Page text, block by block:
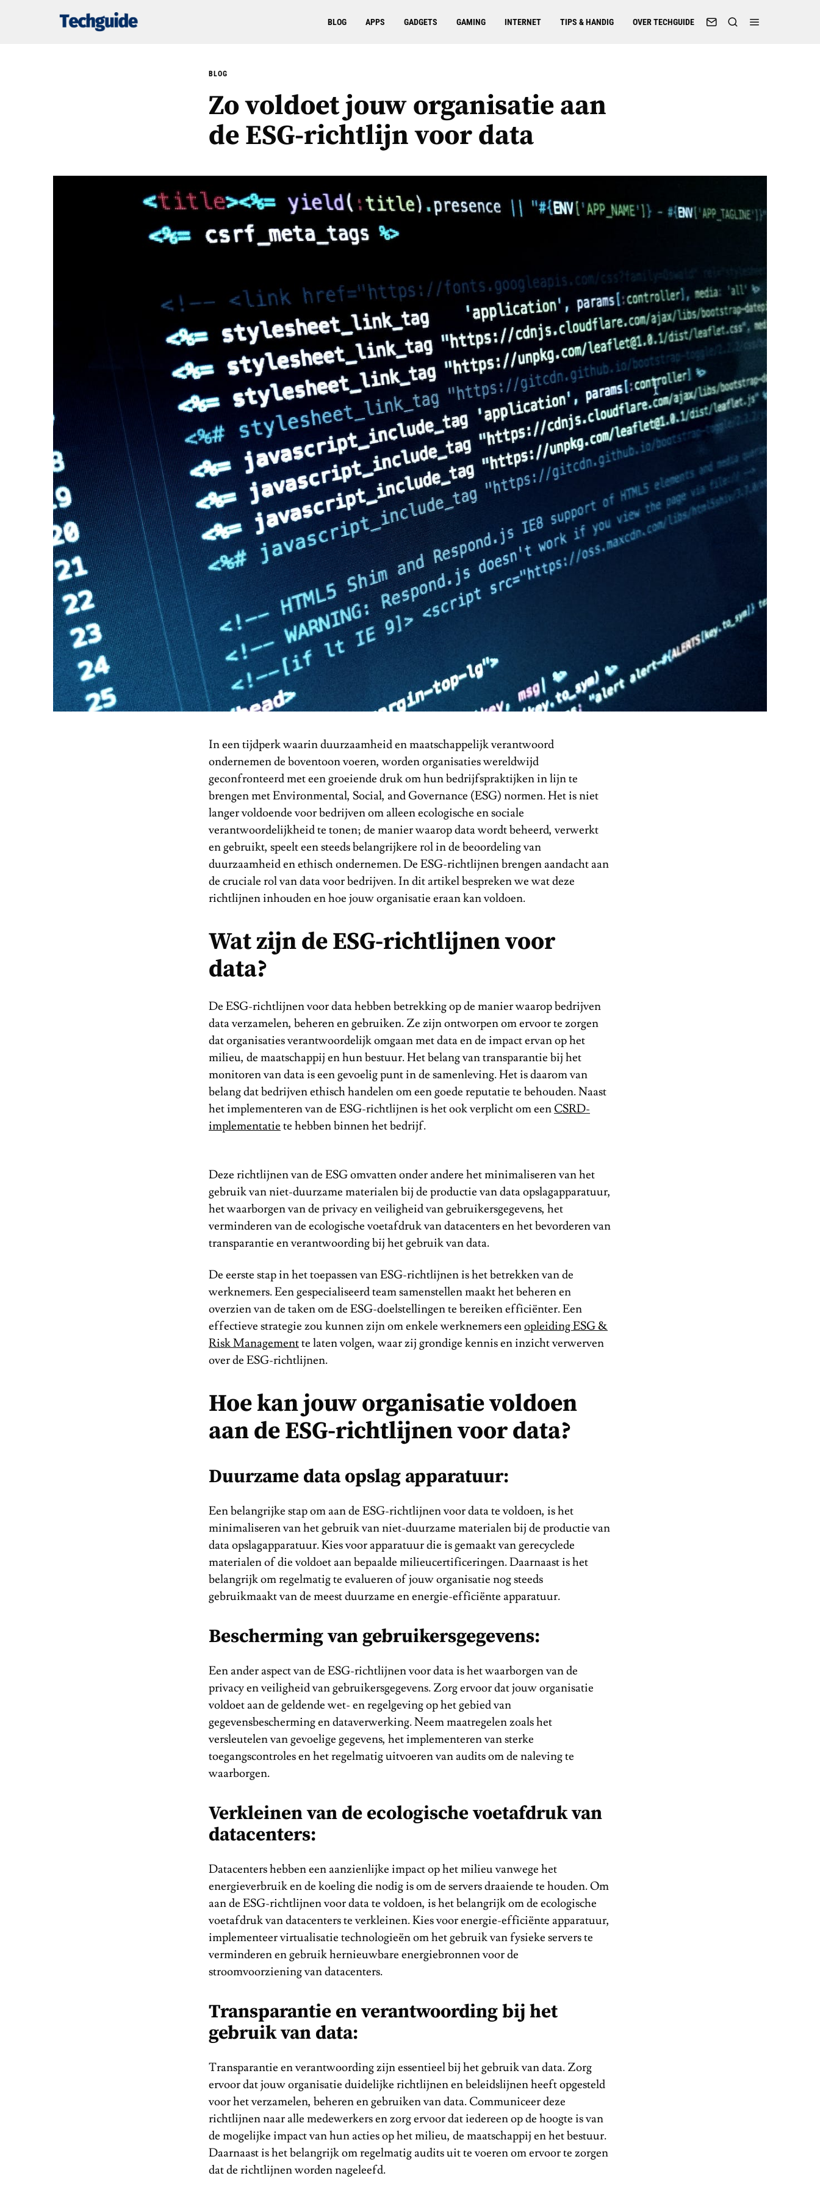
BLOG APPS GADGETS GAMING INTERNET TIPS & HANDIG OVER TECHGUIDE
BLOG
Zo voldoet jouw organisatie aan
de ESG-richtlijn voor data
In een tijdperk waarin duurzaamheid en maatschappelijk verantwoord
ondernemen de boventoon voeren, worden organisaties wereldwijd
geconfronteerd met een groeiende druk om hun bedrijfspraktijken in lijn te
brengen met Environmental, Social, and Governance (ESG) normen. Het is niet
langer voldoende voor bedrijven om alleen ecologische en sociale
verantwoordelijkheid te tonen; de manier waarop data wordt beheerd, verwerkt
en gebruikt, speelt een steeds belangrijkere rol in de beoordeling van
duurzaamheid en ethisch ondernemen. De ESG-richtlijnen brengen aandacht aan
de cruciale rol van data voor bedrijven. In dit artikel bespreken we wat deze
richtlijnen inhouden en hoe jouw organisatie eraan kan voldoen.
Wat zijn de ESG-richtlijnen voor
data?
De ESG-richtlijnen voor data hebben betrekking op de manier waarop bedrijven
data verzamelen, beheren en gebruiken. Ze zijn ontworpen om ervoor te zorgen
dat organisaties verantwoordelijk omgaan met data en de impact ervan op het
milieu, de maatschappij en hun bestuur. Het belang van transparantie bij het
monitoren van data is een gevoelig punt in de samenleving. Het is daarom van
belang dat bedrijven ethisch handelen om een goede reputatie te behouden. Naast
het implementeren van de ESG-richtlijnen is het ook verplicht om een CSRD-
implementatie te hebben binnen het bedrijf.
Deze richtlijnen van de ESG omvatten onder andere het minimaliseren van het
gebruik van niet-duurzame materialen bij de productie van data opslagapparatuur,
het waarborgen van de privacy en veiligheid van gebruikersgegevens, het
verminderen van de ecologische voetafdruk van datacenters en het bevorderen van
transparantie en verantwoording bij het gebruik van data.
De eerste stap in het toepassen van ESG-richtlijnen is het betrekken van de
werknemers. Een gespecialiseerd team samenstellen maakt het beheren en
overzien van de taken om de ESG-doelstellingen te bereiken efficiënter. Een
effectieve strategie zou kunnen zijn om enkele werknemers eenopleiding ESG &
Risk Managementte laten volgen, waar zij grondige kennis en inzicht verwerven
over de ESG-richtlijnen.
Hoe kan jouw organisatie voldoen
aan de ESG-richtlijnen voor data?
Duurzame data opslag apparatuur:
Een belangrijke stap om aan de ESG-richtlijnen voor data te voldoen, is het
minimaliseren van het gebruik van niet-duurzame materialen bij de productie van
data opslagapparatuur. Kies voor apparatuur die is gemaakt van gerecyclede
materialen of die voldoet aan bepaalde milieucertificeringen. Daarnaast is het
belangrijk om regelmatig te evalueren of jouw organisatie nog steeds
gebruikmaakt van de meest duurzame en energie-efficiënte apparatuur.
Bescherming van gebruikersgegevens:
Een ander aspect van de ESG-richtlijnen voor data is het waarborgen van de
privacy en veiligheid van gebruikersgegevens. Zorg ervoor dat jouw organisatie
voldoet aan de geldende wet- en regelgeving op het gebied van
gegevensbescherming en dataverwerking. Neem maatregelen zoals het
versleutelen van gevoelige gegevens, het implementeren van sterke
toegangscontroles en het regelmatig uitvoeren van audits om de naleving te
waarborgen.
Verkleinen van de ecologische voetafdruk van
datacenters:
Datacenters hebben een aanzienlijke impact op het milieu vanwege het
energieverbruik en de koeling die nodig is om de servers draaiende te houden. Om
aan de ESG-richtlijnen voor data te voldoen, is het belangrijk om de ecologische
voetafdruk van datacenters te verkleinen. Kies voor energie-efficiënte apparatuur,
implementeer virtualisatie technologieën om het gebruik van fysieke servers te
verminderen en gebruik hernieuwbare energiebronnen voor de
stroomvoorziening van datacenters.
Transparantie en verantwoording bij het
gebruik van data:
Transparantie en verantwoording zijn essentieel bij het gebruik van data. Zorg
ervoor dat jouw organisatie duidelijke richtlijnen en beleidslijnen heeft opgesteld
voor het verzamelen, beheren en gebruiken van data. Communiceer deze
richtlijnen naar alle medewerkers en zorg ervoor dat iedereen op de hoogte is van
de mogelijke impact van hun acties op het milieu, de maatschappij en het bestuur.
Daarnaast is het belangrijk om regelmatig audits uit te voeren om ervoor te zorgen
dat de richtlijnen worden nageleefd.